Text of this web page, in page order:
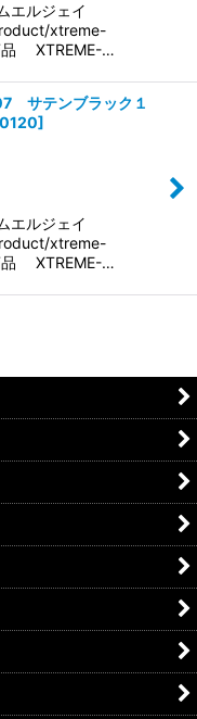
ルジェイ
xtreme-
品 XTREME-…
サテンブラック１
]
ルジェイ
xtreme-
品 XTREME-…